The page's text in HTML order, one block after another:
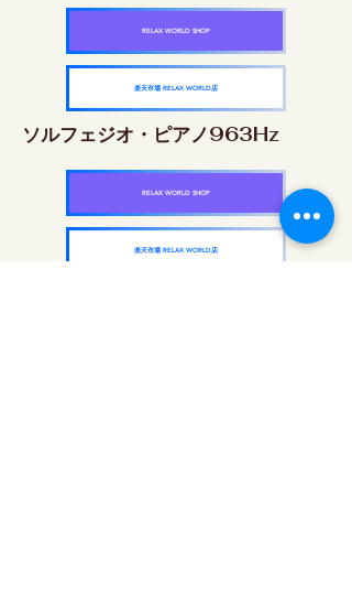
RELAX WORLD SHOP
楽天市場 RELAX WORLD店
ソルフェジオ・ピアノ963Hz
RELAX WORLD SHOP
楽天市場 RELAX WORLD店